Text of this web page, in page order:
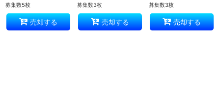
募集数5枚
売却する
募集数3枚
売却する
募集数3枚
売却する